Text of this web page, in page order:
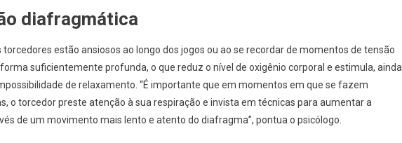
diafragmática
torcedores estão ansiosos ao longo dos jogos ou ao se recordar de momentos de tensão
suficientemente profunda, o que reduz o nível de oxigênio corporal e estimula, ainda
de relaxamento. “É importante que em momentos em que se fazem
o torcedor preste atenção à sua respiração e invista em técnicas para aumentar a
de um movimento mais lento e atento do diafragma”, pontua o psicólogo.